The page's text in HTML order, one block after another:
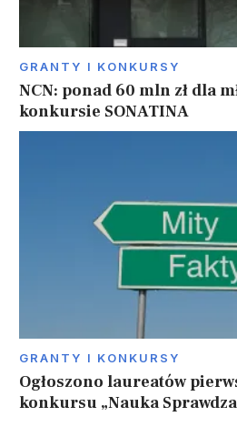
GRANTY I KONKURSY
NCN: ponad 60 mln zł dla
konkursie SONATINA
GRANTY I KONKURSY
Ogłoszono laureatów
konkursu „Nauka